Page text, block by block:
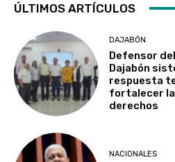
ÚLTIMOS ARTÍCULOS
DAJABÓN
Defensor
Dajabón
respuesta
fortalecer
derechos
NACIONALES